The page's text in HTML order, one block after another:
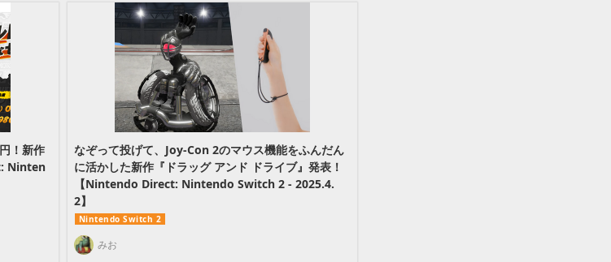
！新作
Ninten
なぞって投げて、Joy-Con 2のマウス機能をふんだん
に活かした新作『ドラッグ アンド ドライブ』発表！
【Nintendo Direct: Nintendo Switch 2 - 2025.4.
2】
Nintendo Switch 2
みお